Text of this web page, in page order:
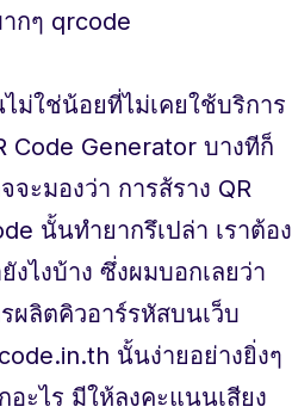
กๆ qrcode
ม่ใช่น้อยที่ไม่เคยใช้บริการ
Code Generator บางทีก็
จะมองว่า การส้ราง QR
นั้นทำยากรึเปล่า เราต้อง
งไงบ้าง ซึ่งผมบอกเลยว่า
ผลิตคิวอาร์รหัสบนเว็บ
นั้นง่ายอย่างยิ่งๆ
ะไร มีให้ลงคะแนนเสียง